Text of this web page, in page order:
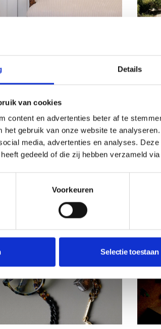
Details
van cookies
content en advertenties beter af te
het gebruik van onze website te
media, advertenties en analyses.
gedeeld of die zij hebben verzameld
Voorkeuren
Selectie toestaan
4X
+
SLECHTS € 75
hotelhanddoeken dankzij
rijk gewicht van 680 GSM.
krijg je met de handdoeken
het Nederlandse label